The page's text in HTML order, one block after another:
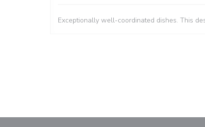
Exceptionally well-coordinated dishes. This